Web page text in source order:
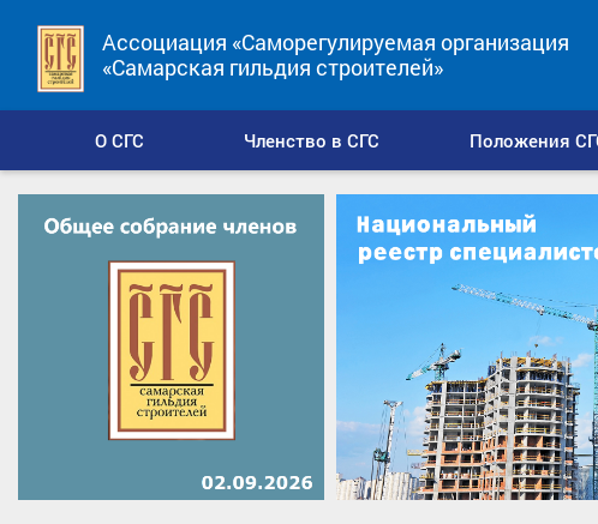
Ассоциация «Саморегулируемая организация
«Самарская гильдия строителей»
О СГС Членство в СГС Положения